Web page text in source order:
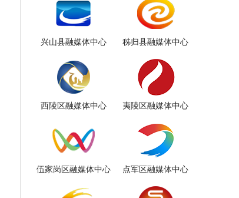
兴山县融媒体中心 秭归县融媒体中心
西陵区融媒体中心 夷陵区融媒体中心
伍家岗区融媒体中心 点军区融媒体中心